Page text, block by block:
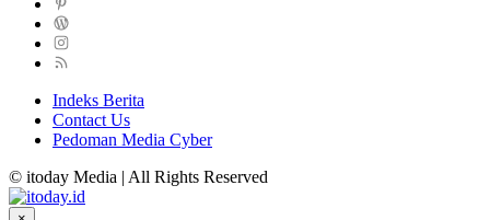
Indeks Berita
Contact Us
Pedoman Media Cyber
© itoday Media | All Rights Reserved